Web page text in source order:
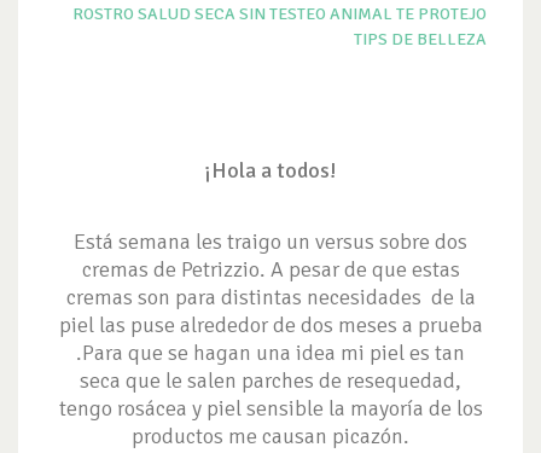
ROSTRO SALUD SECA SIN TESTEO ANIMAL TE PROTEJO
TIPS DE BELLEZA
¡Hola a todos!
Está semana les traigo un versus sobre dos
cremas de Petrizzio. A pesar de que estas
cremas son para distintas necesidades de la
piel las puse alrededor de dos meses a prueba
.Para que se hagan una idea mi piel es tan
seca que le salen parches de resequedad,
tengo rosácea y piel sensible la mayoría de los
productos me causan picazón.